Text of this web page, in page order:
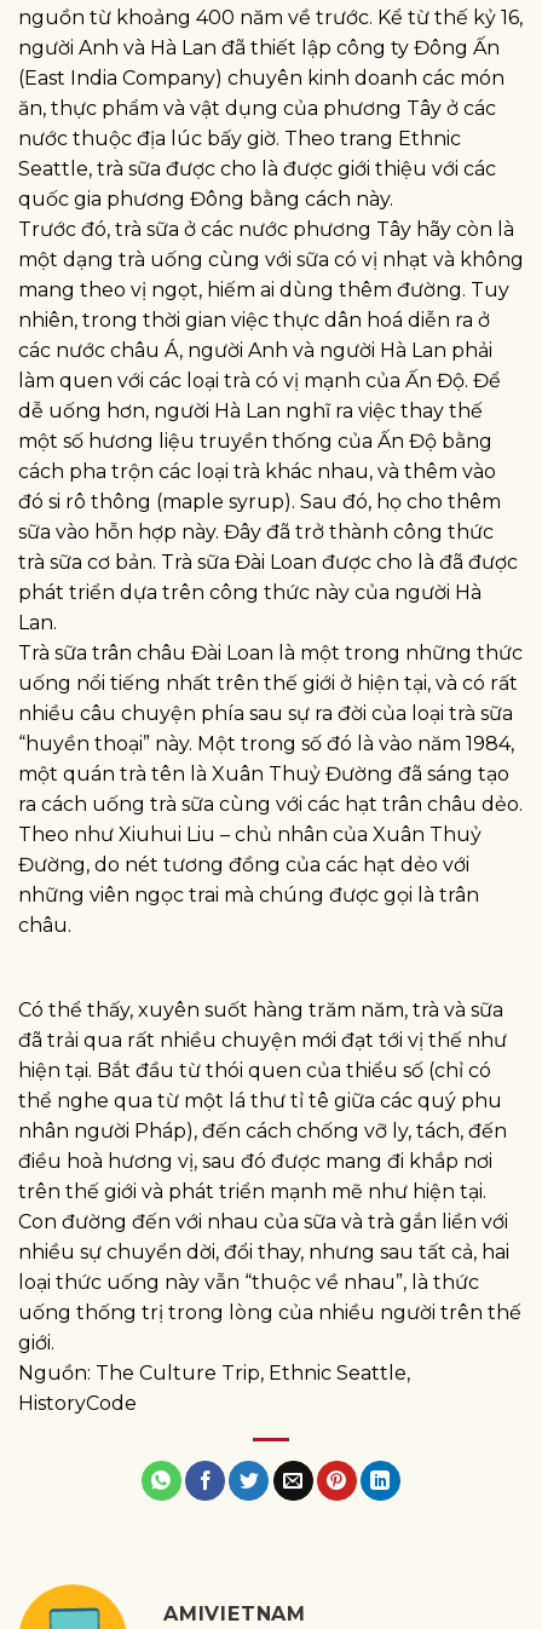
nguồn từ khoảng 400 năm về trước. Kể từ thế kỷ 16,
người Anh và Hà Lan đã thiết lập công ty Đông Ấn
(East India Company) chuyên kinh doanh các món
ăn, thực phẩm và vật dụng của phương Tây ở các
nước thuộc địa lúc bấy giờ. Theo trang Ethnic
Seattle, trà sữa được cho là được giới thiệu với các
quốc gia phương Đông bằng cách này.
Trước đó, trà sữa ở các nước phương Tây hãy còn là
một dạng trà uống cùng với sữa có vị nhạt và không
mang theo vị ngọt, hiếm ai dùng thêm đường. Tuy
nhiên, trong thời gian việc thực dân hoá diễn ra ở
các nước châu Á, người Anh và người Hà Lan phải
làm quen với các loại trà có vị mạnh của Ấn Độ. Để
dễ uống hơn, người Hà Lan nghĩ ra việc thay thế
một số hương liệu truyền thống của Ấn Độ bằng
cách pha trộn các loại trà khác nhau, và thêm vào
đó si rô thông (maple syrup). Sau đó, họ cho thêm
sữa vào hỗn hợp này. Đây đã trở thành công thức
trà sữa cơ bản. Trà sữa Đài Loan được cho là đã được
phát triển dựa trên công thức này của người Hà
Lan.
Trà sữa trân châu Đài Loan là một trong những thức
uống nổi tiếng nhất trên thế giới ở hiện tại, và có rất
nhiều câu chuyện phía sau sự ra đời của loại trà sữa
“huyền thoại” này. Một trong số đó là vào năm 1984,
một quán trà tên là Xuân Thuỷ Đường đã sáng tạo
ra cách uống trà sữa cùng với các hạt trân châu dẻo.
Theo như Xiuhui Liu – chủ nhân của Xuân Thuỷ
Đường, do nét tương đồng của các hạt dẻo với
những viên ngọc trai mà chúng được gọi là trân
châu.
Có thể thấy, xuyên suốt hàng trăm năm, trà và sữa
đã trải qua rất nhiều chuyện mới đạt tới vị thế như
hiện tại. Bắt đầu từ thói quen của thiểu số (chỉ có
thể nghe qua từ một lá thư tỉ tê giữa các quý phu
nhân người Pháp), đến cách chống vỡ ly, tách, đến
điều hoà hương vị, sau đó được mang đi khắp nơi
trên thế giới và phát triển mạnh mẽ như hiện tại.
Con đường đến với nhau của sữa và trà gắn liền với
nhiều sự chuyển dời, đổi thay, nhưng sau tất cả, hai
loại thức uống này vẫn “thuộc về nhau”, là thức
uống thống trị trong lòng của nhiều người trên thế
giới.
Nguồn: The Culture Trip, Ethnic Seattle,
HistoryCode
AMIVIETNAM